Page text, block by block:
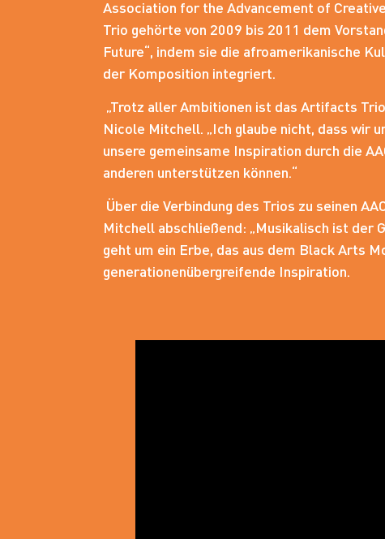
Association for the Advancement of
Trio gehörte von 2009 bis 2011 dem
Future“, indem sie die afroamerikanische
der Komposition integriert.
„Trotz aller Ambitionen ist das Artifacts
Nicole Mitchell. „Ich glaube nicht, dass wir
unsere gemeinsame Inspiration durch die
anderen unterstützen können.“
Über die Verbindung des Trios zu seinen
Mitchell abschließend: „Musikalisch ist der
geht um ein Erbe, das aus dem Black Arts
generationenübergreifende Inspiration.